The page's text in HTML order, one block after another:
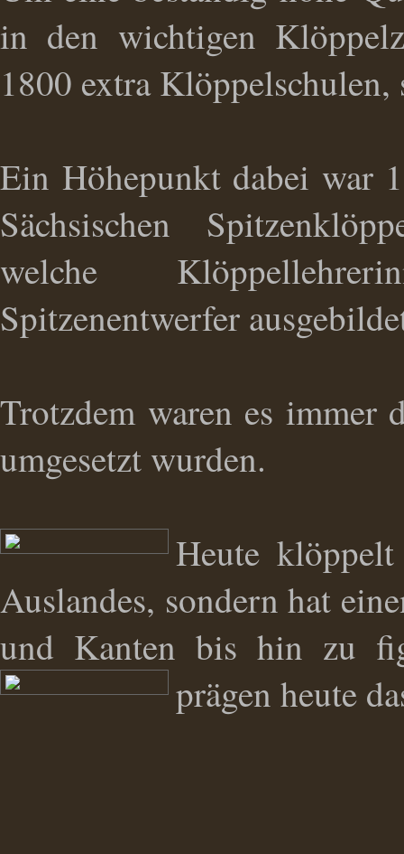
in den wichtigen
1800 extra Klöppelschulen,
Ein Höhepunkt dabei war
Sächsischen
welche
Spitzenentwerfer
Trotzdem waren es immer
umgesetzt wurden.
Heute
Auslandes, sondern hat
und Kanten bis hin zu
prägen heute